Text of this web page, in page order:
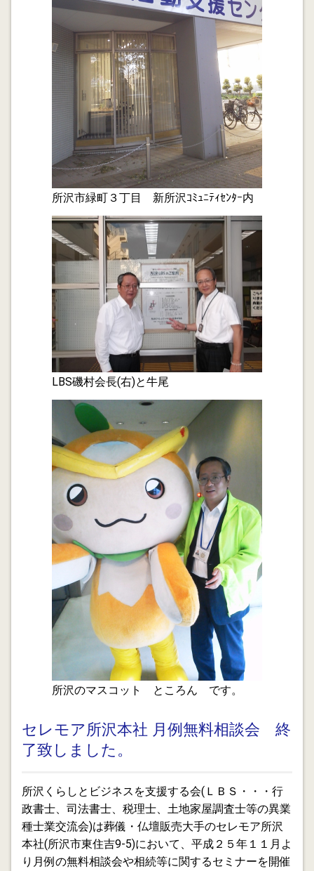
となります。開催時間は１０時～１９時です。
セレモア所沢本店の無料相談会 毎月第１水曜日１３時
～１７時開催。次回は１２/４です。
サービス残業代請求と労働審判
2013.10.22
移行型任意後見契約公正証書
2013.10.07
集していました。
2013.09.20
債権回収サポート業務の取扱開始－ｻｰﾋﾞｻｰ出身の行政書
2013.09.18
サービサーのコンサル案件 夜明け前に備えて
所沢市高齢者大学36期卒業生主催セミナー 「遺言・相
中小企業支援 行政書士に出来ること
2013.08.29
中小企業支援 埼玉行政書士会研修
2013.08.27
母子家庭と貧困 養育費弁済率を上げるには
2013.08.13
盆踊りと臨時出店届
2013.08.06
アニメ「風立ちぬ」を観て来ました。
2013.08.03
老い支度と任意後見制度
2013.07.24
2013.07.13
所沢と「風立ちぬ」
2013.07.06
離婚と相続の連鎖
所沢市緑町３丁目 新所沢ｺﾐｭﾆﾃｨｾﾝﾀｰ内
LBS磯村会長(右)と牛尾
所沢のマスコット ところん です。
セレモア所沢本社 月例無料相談会 終
了致しました。
所沢くらしとビジネスを支援する会(ＬＢＳ・・・行
政書士、司法書士、税理士、土地家屋調査士等の異業
種士業交流会)は葬儀・仏壇販売大手のセレモア所沢
本社(所沢市東住吉9-5)において、平成２５年１１月よ
り月例の無料相談会や相続等に関するセミナーを開催